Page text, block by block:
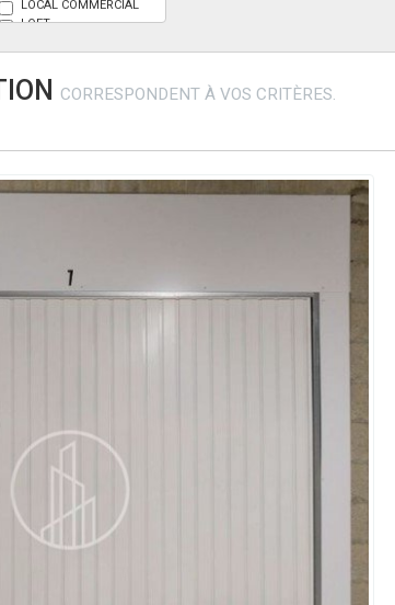
LOCAL COMMERCIAL
LOFT
BOX
TERRAINCORRESPONDENT À VOS CRITÈRES.